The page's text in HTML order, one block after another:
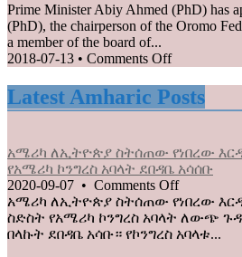
Loza
Abera
Prime Minister Abiy Ahmed (PhD) has
(PhD), the chairperson of the Oromo
a member of the board of...
2018-07-13 • Comments Offon
Appoints
Opposition
the
Board
of
State
Broadcaster
Latest Amharic Posts
አሜሪካ ለኢትዮጵያ ስትሰጠው የነበረው
የአሜሪካ ኮንግረስ አባላት ደበዳቤ አሳሰቡ
2020-09-07 • Comments Offon
አሜሪካ
ለኢትዮጵያ
ስትሰጠው
አሜሪካ ለኢትዮጵያ ስትሰጠው የነበረው
ስድስት የአሜሪካ ኮንግረስ አባላት ለውጭ
በላኩት ደበዳቤ አሳቡ። የኮንግረስ አባላቱ...